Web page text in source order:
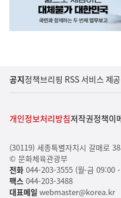
공지정책브리핑 RSS 서비스 제
개인정보처리방침저작권정책이
(30119) 세종특별자치시 갈매로
© 문화체육관광부
전화044-203-3555 (월-금 09:00
팩스044-203-3488
대표메일 webmaster@korea.kr